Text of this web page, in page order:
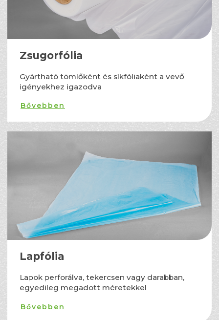
Zsugorfólia
Gyártható tömlőként és síkfóliaként a vevő
igényekhez igazodva
Bővebben
Lapfólia
Lapok perforálva, tekercsen vagy darabban,
egyedileg megadott méretekkel
Bővebben